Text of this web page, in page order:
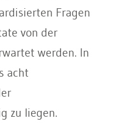
Fragen
von der
werden. In
acht
zu liegen.